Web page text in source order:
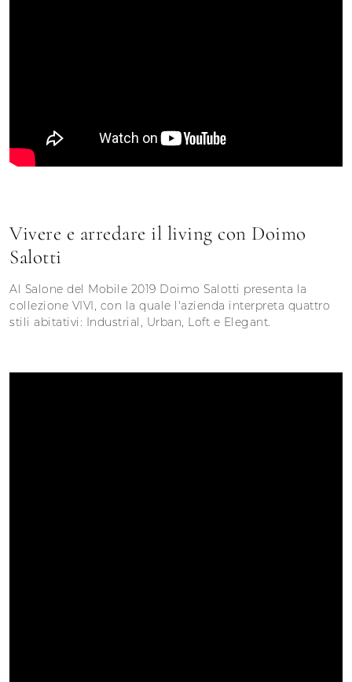
Vivere e arredare il living con Doimo
Salotti
Al Salone del Mobile 2019 Doimo Salotti presenta la
collezione VIVI, con la quale l'azienda interpreta quattro
stili abitativi: Industrial, Urban, Loft e Elegant.